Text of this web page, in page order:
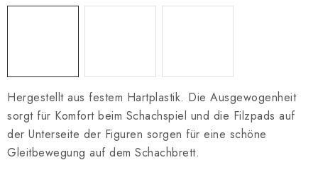
Geschäftsbedingungen
Hergestellt aus festem Hartplastik. Die Ausgewogenheit
sorgt für Komfort beim Schachspiel und die Filzpads auf
der Unterseite der Figuren sorgen für eine schöne
Gleitbewegung auf dem Schachbrett.